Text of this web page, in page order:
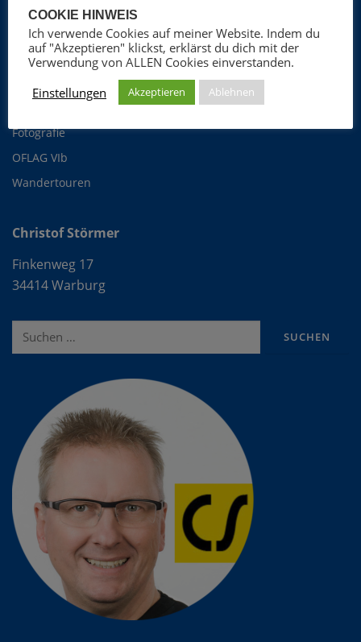
Christof Störmer
Fotografie
OFLAG VIb
Wandertouren
Christof Störmer
Finkenweg 17
34414 Warburg
Suche
COOKIE HINWEIS
Ich verwende Cookies auf meiner Website. Indem du
auf "Akzeptieren" klickst, erklärst du dich mit der
Verwendung von ALLEN Cookies einverstanden.
Einstellungen
Akzeptieren Ablehnen